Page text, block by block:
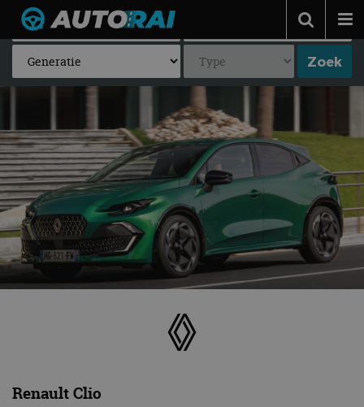
Autonieuws
Podcast
Automerken
Adverteren
Contact
MotorRAI.nl
Renault Clio